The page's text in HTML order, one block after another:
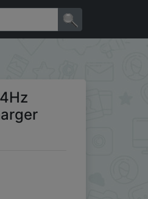
Play Store OTA 200MP